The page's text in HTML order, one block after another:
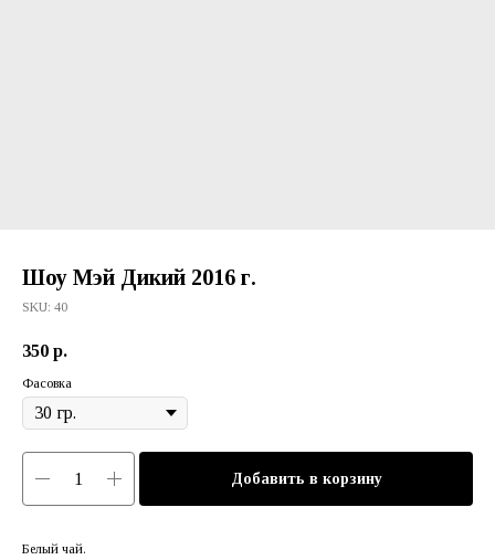
Шоу Мэй Дикий 2016 г.
SKU: 40
350 р.
Фасовка
Добавить в корзину
Белый чай.